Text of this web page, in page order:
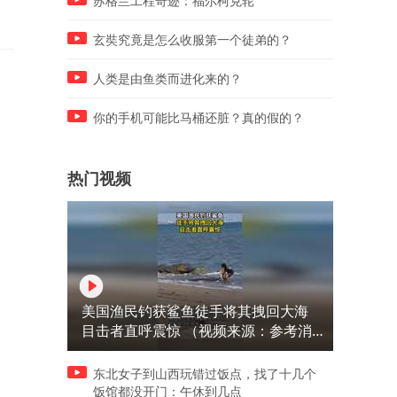
玄奘究竟是怎么收服第一个徒弟的？
人类是由鱼类而进化来的？
你的手机可能比马桶还脏？真的假的？
热门视频
美国渔民钓获鲨鱼徒手将其拽回大海
目击者直呼震惊 （视频来源：参考消
息）
东北女子到山西玩错过饭点，找了十几个
饭馆都没开门：午休到几点